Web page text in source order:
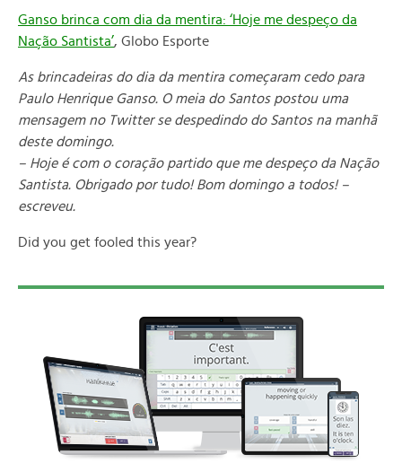
Ganso brinca com dia da mentira: ‘Hoje me despeço da
Nação Santista’, Globo Esporte
As brincadeiras do dia da mentira começaram cedo para
Paulo Henrique Ganso. O meia do Santos postou uma
mensagem no Twitter se despedindo do Santos na manhã
deste domingo.
– Hoje é com o coração partido que me despeço da Nação
Santista. Obrigado por tudo! Bom domingo a todos! –
escreveu.
Did you get fooled this year?